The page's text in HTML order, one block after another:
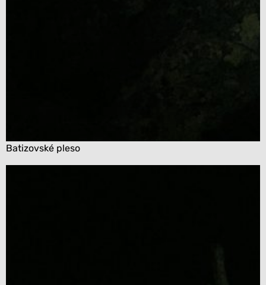
Batizovské pleso